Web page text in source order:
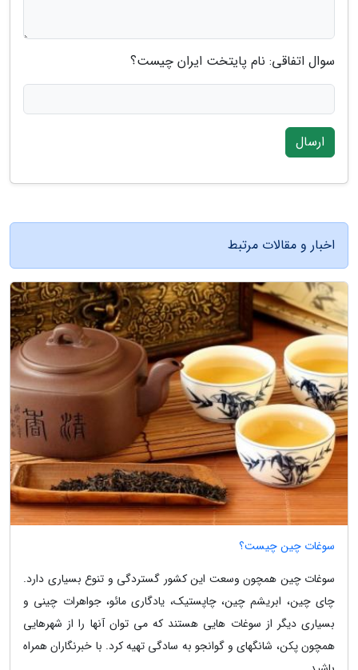
سوال اتفاقی: نام پایتخت ایران چیست؟
ارسال
اخبار و مقالات مرتبط
سوغات چین چیست؟
سوغات چین همچون وسعت این کشور گستردگی و تنوع بسیاری دارد.
چای چین، ابریشم چین، چاپستیک، یادگاری مائو، جواهرات چینی و
بسیاری دیگر از سوغات هایی هستند که می توان آنها را از شهرهایی
همچون پکن، شانگهای و گوانجو به سادگی تهیه کرد. با خبرنگاران همراه